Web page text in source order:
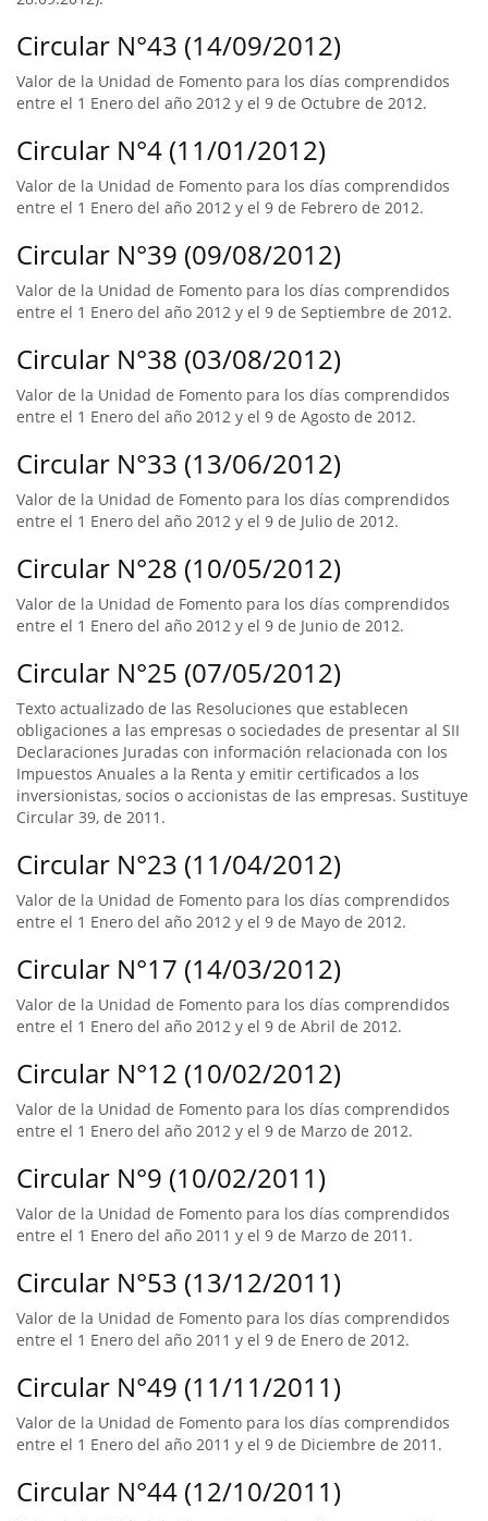
Circular N°43 (14/09/2012)
Valor de la Unidad de Fomento para los días comprendidos
entre el 1 Enero del año 2012 y el 9 de Octubre de 2012.
Circular N°4 (11/01/2012)
Valor de la Unidad de Fomento para los días comprendidos
entre el 1 Enero del año 2012 y el 9 de Febrero de 2012.
Circular N°39 (09/08/2012)
Valor de la Unidad de Fomento para los días comprendidos
entre el 1 Enero del año 2012 y el 9 de Septiembre de 2012.
Circular N°38 (03/08/2012)
Valor de la Unidad de Fomento para los días comprendidos
entre el 1 Enero del año 2012 y el 9 de Agosto de 2012.
Circular N°33 (13/06/2012)
Valor de la Unidad de Fomento para los días comprendidos
entre el 1 Enero del año 2012 y el 9 de Julio de 2012.
Circular N°28 (10/05/2012)
Valor de la Unidad de Fomento para los días comprendidos
entre el 1 Enero del año 2012 y el 9 de Junio de 2012.
Circular N°25 (07/05/2012)
Texto actualizado de las Resoluciones que establecen
obligaciones a las empresas o sociedades de presentar al SII
Declaraciones Juradas con información relacionada con los
Impuestos Anuales a la Renta y emitir certificados a los
inversionistas, socios o accionistas de las empresas. Sustituye
Circular 39, de 2011.
Circular N°23 (11/04/2012)
Valor de la Unidad de Fomento para los días comprendidos
entre el 1 Enero del año 2012 y el 9 de Mayo de 2012.
Circular N°17 (14/03/2012)
Valor de la Unidad de Fomento para los días comprendidos
entre el 1 Enero del año 2012 y el 9 de Abril de 2012.
Circular N°12 (10/02/2012)
Valor de la Unidad de Fomento para los días comprendidos
entre el 1 Enero del año 2012 y el 9 de Marzo de 2012.
Circular N°9 (10/02/2011)
Valor de la Unidad de Fomento para los días comprendidos
entre el 1 Enero del año 2011 y el 9 de Marzo de 2011.
Circular N°53 (13/12/2011)
Valor de la Unidad de Fomento para los días comprendidos
entre el 1 Enero del año 2011 y el 9 de Enero de 2012.
Circular N°49 (11/11/2011)
Valor de la Unidad de Fomento para los días comprendidos
entre el 1 Enero del año 2011 y el 9 de Diciembre de 2011.
Circular N°44 (12/10/2011)